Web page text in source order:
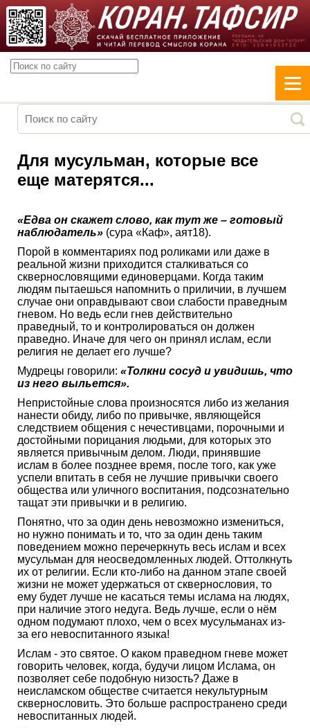
Для мусульман, которые все
еще матерятся...
«Едва он скажет слово, как тут же – готовый
наблюдатель» (сура «Каф», аят18).
Порой в комментариях под роликами или даже в
реальной жизни приходится сталкиваться со
сквернословящими единоверцами. Когда таким
людям пытаешься напомнить о приличии, в лучшем
случае они оправдывают свои слабости праведным
гневом. Но ведь если гнев действительно
праведный, то и контролироваться он должен
праведно. Иначе для чего он принял ислам, если
религия не делает его лучше?
Мудрецы говорили: «Толкни сосуд и увидишь, что
из него выльется».
Непристойные слова произносятся либо из желания
нанести обиду, либо по привычке, являющейся
следствием общения с нечестивцами, порочными и
достойными порицания людьми, для которых это
является привычным делом. Люди, принявшие
ислам в более позднее время, после того, как уже
успели впитать в себя не лучшие привычки своего
общества или уличного воспитания, подсознательно
тащат эти привычки и в религию.
Понятно, что за один день невозможно измениться,
но нужно понимать и то, что за один день таким
поведением можно перечеркнуть весь ислам и всех
мусульман для неосведомленных людей. Оттолкнуть
их от религии. Если кто-либо на данном этапе своей
жизни не может удержаться от сквернословия, то
ему будет лучше не касаться темы ислама на людях,
при наличие этого недуга. Ведь лучше, если о нём
одном подумают плохо, чем о всех мусульманах из-
за его невоспитанного языка!
Ислам - это святое. О каком праведном гневе может
говорить человек, когда, будучи лицом Ислама, он
позволяет себе подобную низость? Даже в
неисламском обществе считается некультурным
сквернословить. Это больше распространено среди
невоспитанных людей.